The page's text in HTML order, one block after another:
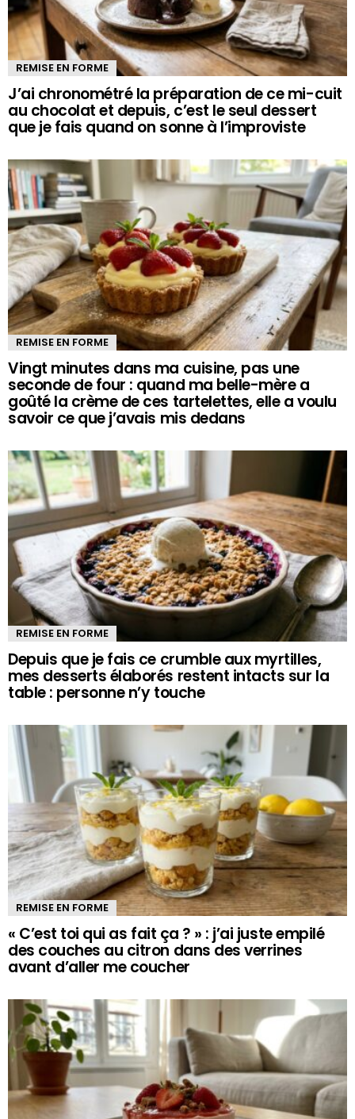
REMISE EN FORME
J’ai chronométré la préparation de ce mi-cuit
au chocolat et depuis, c’est le seul dessert
que je fais quand on sonne à l’improviste
REMISE EN FORME
Vingt minutes dans ma cuisine, pas une
seconde de four : quand ma belle-mère a
goûté la crème de ces tartelettes, elle a voulu
savoir ce que j’avais mis dedans
REMISE EN FORME
Depuis que je fais ce crumble aux myrtilles,
mes desserts élaborés restent intacts sur la
table : personne n’y touche
REMISE EN FORME
« C’est toi qui as fait ça ? » : j’ai juste empilé
des couches au citron dans des verrines
avant d’aller me coucher